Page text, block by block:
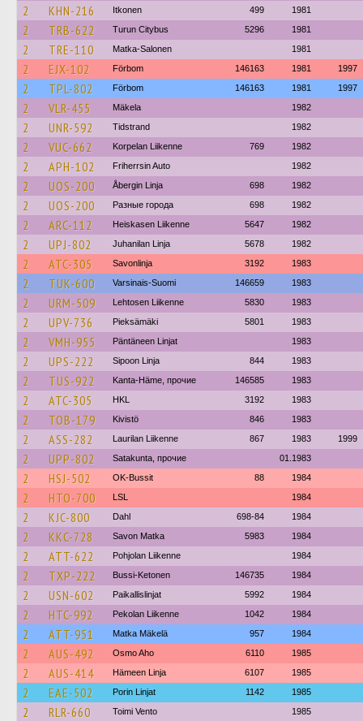
2 KHN-216 Itkonen 499 1981
2 TRB-622 Turun Citybus 5296 1981
2 TRE-110 Matka-Salonen 1981
2 EJX-102 Förbom 146163 1981 1997
2 TPL-802 Förbom 146163 1981 1997
2 VLR-455 Mäkela 1982
2 UNR-592 Tidstrand 1982
2 VUC-662 Korpelan Liikenne 769 1982
2 APH-102 Friherrsin Auto 1982
2 UOS-200 Åbergin Linja 698 1982
2 UOS-200 Разные города 698 1982
2 ARC-112 Heiskasen Liikenne 5647 1982
2 UPJ-802 Juhanilan Linja 5678 1982
2 ATC-305 Savonlinja 3192 1983
2 TUK-600 Varsinais-Suomi 146659 1983
2 URM-509 Lehtosen Liikenne 5830 1983
2 UPV-736 Pieksämäki 5801 1983
2 VMH-955 Päntäneen Linjat 1983
2 UPS-222 Sipoon Linja 844 1983
2 TUS-922 Kanta-Häme, прочие 146585 1983
2 ATC-305 HKL 3192 1983
2 TOB-179 Kivistö 846 1983
2 ASS-282 Laurilan Liikenne 867 1983 1999
2 UPP-802 Satakunta, прочие 01.1983
2 HSJ-502 OK-Bussit 88 1984
2 HTO-700 LSL 1984
2 KJC-800 Dahl 698-84 1984
2 KKC-728 Savon Matka 5983 1984
2 ATT-622 Pohjolan Liikenne 1984
2 TXP-222 Bussi-Ketonen 146735 1984
2 USN-602 Paikallislinjat 5992 1984
2 HTC-992 Pekolan Liikenne 1042 1984
2 ATT-951 Matka Mäkelä 957 1984
2 AUS-492 Osmo Aho 6110 1985
2 AUS-414 Hämeen Linja 6107 1985
2 EAE-502 Porin Linjat 1142 1985
2 RLR-660 Toimi Vento 1985